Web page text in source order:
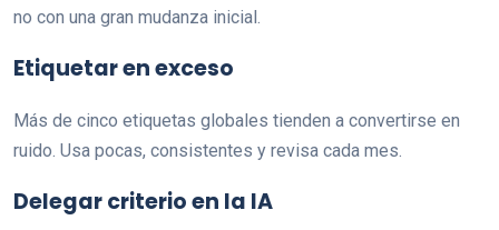
no con una gran mudanza inicial.
Etiquetar en exceso
Más de cinco etiquetas globales tienden a convertirse en
ruido. Usa pocas, consistentes y revisa cada mes.
Delegar criterio en la IA